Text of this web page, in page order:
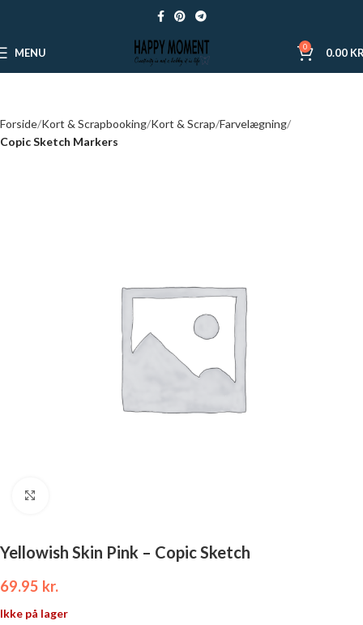
MENU 0 0.00
Forside Kort & Scrapbooking Kort & Scrap Farvelægning
Copic Sketch Markers
Yellowish Skin Pink – Copic Sketch
69.95 kr.
Ikke på lager